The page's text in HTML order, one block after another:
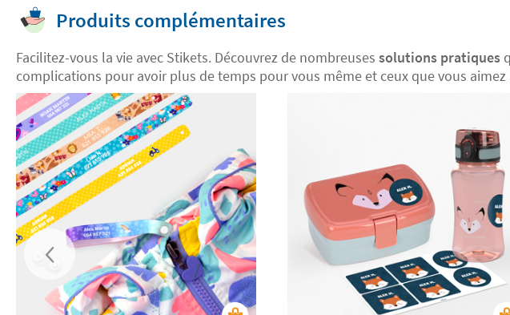
Produits complémentaires
Facilitez-vous la vie avec Stikets. Découvrez de nombreuses solutions pratiques
complications pour avoir plus de temps pour vous même et ceux que vous aimez